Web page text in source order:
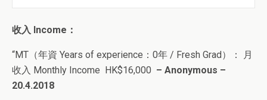
收入 Income ：
“MT（年資 Years of experience：0年 / Fresh Grad）
： 月
收入 Monthly Income HK$16,000 – Anonymous –
20.4.2018